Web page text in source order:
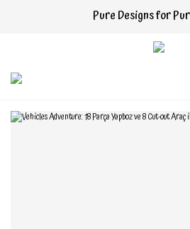
Pure Designs for